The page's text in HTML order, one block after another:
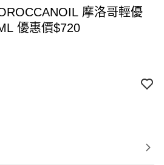
摩洛哥輕優
優惠價$720